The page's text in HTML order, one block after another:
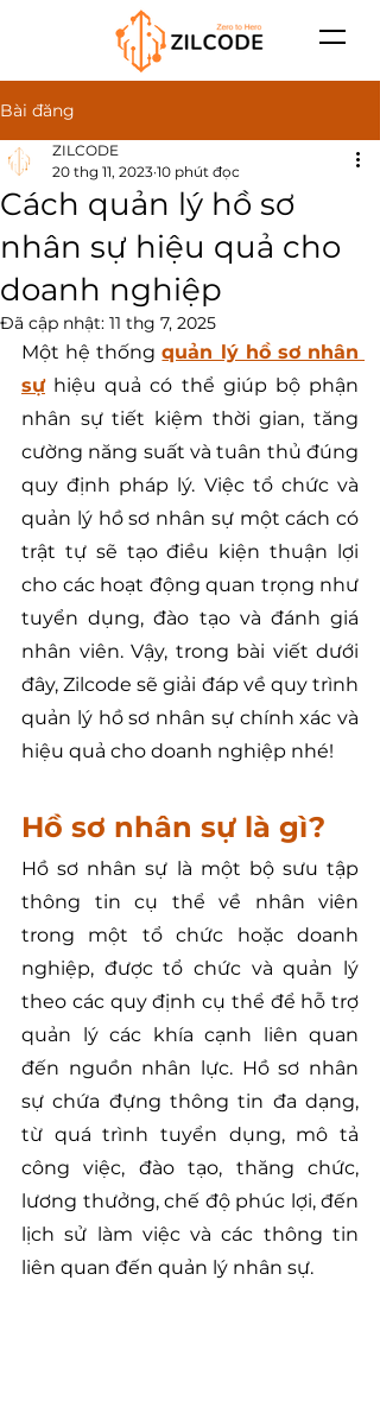
Bài đăng
Cách quản lý hồ sơ
nhân sự hiệu quả cho
doanh nghiệp
ZILCODE
20 thg 11, 2023 10 phút đọc
Đã cập nhật: 11 thg 7, 2025
Một hệ thống quản lý hồ sơ nhân
sự hiệu quả có thể giúp bộ phận
nhân sự tiết kiệm thời gian, tăng
cường năng suất và tuân thủ đúng
quy định pháp lý. Việc tổ chức và
quản lý hồ sơ nhân sự một cách có
trật tự sẽ tạo điều kiện thuận lợi
cho các hoạt động quan trọng như
tuyển dụng, đào tạo và đánh giá
nhân viên. Vậy, trong bài viết dưới
đây, Zilcode sẽ giải đáp về quy trình
quản lý hồ sơ nhân sự chính xác và
hiệu quả cho doanh nghiệp nhé!
Hồ sơ nhân sự là gì?
Hồ sơ nhân sự là một bộ sưu tập
thông tin cụ thể về nhân viên
trong một tổ chức hoặc doanh
nghiệp, được tổ chức và quản lý
theo các quy định cụ thể để hỗ trợ
quản lý các khía cạnh liên quan
đến nguồn nhân lực. Hồ sơ nhân
sự chứa đựng thông tin đa dạng,
từ quá trình tuyển dụng, mô tả
công việc, đào tạo, thăng chức,
lương thưởng, chế độ phúc lợi, đến
lịch sử làm việc và các thông tin
liên quan đến quản lý nhân sự.